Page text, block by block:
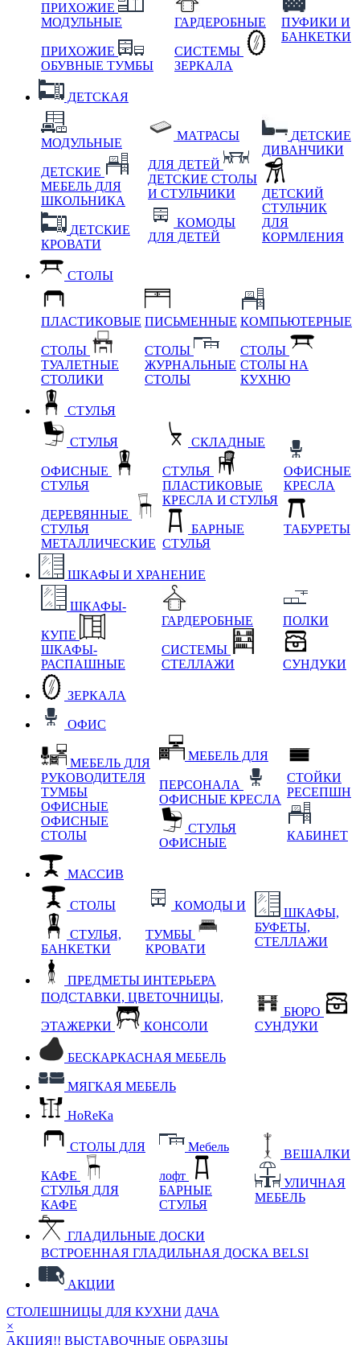
ПРИХОЖИЕ
МОДУЛЬНЫЕ
ПРИХОЖИЕ
ОБУВНЫЕ ТУМБЫ
ГАРДЕРОБНЫЕ
СИСТЕМЫ
ЗЕРКАЛА
ПУФИКИ И
БАНКЕТКИ
ДЕТСКАЯ
МОДУЛЬНЫЕ
ДЕТСКИЕ
МЕБЕЛЬ ДЛЯ
ШКОЛЬНИКА
ДЕТСКИЕ
КРОВАТИ
МАТРАСЫ
ДЛЯ ДЕТЕЙ
ДЕТСКИЕ СТОЛЫ
И СТУЛЬЧИКИ
КОМОДЫ
ДЛЯ ДЕТЕЙ
ДЕТСКИЕ
ДИВАНЧИКИ
ДЕТСКИЙ
СТУЛЬЧИК
ДЛЯ
КОРМЛЕНИЯ
СТОЛЫ
ПЛАСТИКОВЫЕ
СТОЛЫ
ТУАЛЕТНЫЕ
СТОЛИКИ
ПИСЬМЕННЫЕ
СТОЛЫ
ЖУРНАЛЬНЫЕ
СТОЛЫ
КОМПЬЮТЕРНЫЕ
СТОЛЫ
СТОЛЫ НА
КУХНЮ
СТУЛЬЯ
СТУЛЬЯ
ОФИСНЫЕ
СТУЛЬЯ
ДЕРЕВЯННЫЕ
СТУЛЬЯ
МЕТАЛЛИЧЕСКИЕ
СКЛАДНЫЕ
СТУЛЬЯ
ПЛАСТИКОВЫЕ
КРЕСЛА И СТУЛЬЯ
БАРНЫЕ
СТУЛЬЯ
ОФИСНЫЕ
КРЕСЛА
ТАБУРЕТЫ
ШКАФЫ И ХРАНЕНИЕ
ШКАФЫ-
КУПЕ
ШКАФЫ-
РАСПАШНЫЕ
ГАРДЕРОБНЫЕ
СИСТЕМЫ
СТЕЛЛАЖИ
ПОЛКИ
СУНДУКИ
ЗЕРКАЛА
ОФИС
МЕБЕЛЬ ДЛЯ
РУКОВОДИТЕЛЯ
ТУМБЫ
ОФИСНЫЕ
ОФИСНЫЕ
СТОЛЫ
МЕБЕЛЬ ДЛЯ
ПЕРСОНАЛА
ОФИСНЫЕ КРЕСЛА
СТУЛЬЯ
ОФИСНЫЕ
СТОЙКИ
РЕСЕПШН
КАБИНЕТ
МАССИВ
СТОЛЫ
СТУЛЬЯ,
БАНКЕТКИ
КОМОДЫ И
ТУМБЫ
КРОВАТИ
ШКАФЫ,
БУФЕТЫ,
СТЕЛЛАЖИ
ПРЕДМЕТЫ ИНТЕРЬЕРА
ПОДСТАВКИ, ЦВЕТОЧНИЦЫ,
ЭТАЖЕРКИ КОНСОЛИ
БЮРО
СУНДУКИ
БЕСКАРКАСНАЯ МЕБЕЛЬ
МЯГКАЯ МЕБЕЛЬ
HoReKa
СТОЛЫ ДЛЯ
КАФЕ
СТУЛЬЯ ДЛЯ
КАФЕ
Мебель
лофт
БАРНЫЕ
СТУЛЬЯ
ВЕШАЛКИ
УЛИЧНАЯ
МЕБЕЛЬ
ГЛАДИЛЬНЫЕ ДОСКИ
ВСТРОЕННАЯ ГЛАДИЛЬНАЯ ДОСКА BELSI
АКЦИИ
СТОЛЕШНИЦЫ ДЛЯ КУХНИ ДАЧА
×
АКЦИЯ!! ВЫСТАВОЧНЫЕ ОБРАЗЦЫ